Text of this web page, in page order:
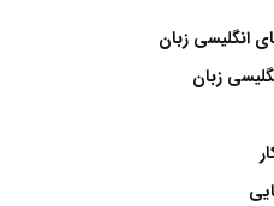
انگلیسی زبان
زبان